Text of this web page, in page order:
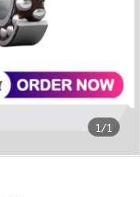
1/1